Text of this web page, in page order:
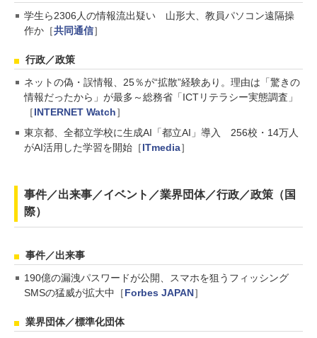
学生ら2306人の情報流出疑い 山形大、教員パソコン遠隔操
作か［共同通信］
行政／政策
ネットの偽・誤情報、25％が“拡散”経験あり。理由は「驚きの
情報だったから」が最多～総務省「ICTリテラシー実態調査」
［INTERNET Watch］
東京都、全都立学校に生成AI「都立AI」導入 256校・14万人
がAI活用した学習を開始［ITmedia］
事件／出来事／イベント／業界団体／行政／政策（国
際）
事件／出来事
190億の漏洩パスワードが公開、スマホを狙うフィッシング
SMSの猛威が拡大中［Forbes JAPAN］
業界団体／標準化団体